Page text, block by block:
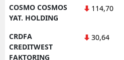
COSMO COSMOS
YAT. HOLDING
114,70
CRDFA
CREDITWEST
FAKTORING
30,64